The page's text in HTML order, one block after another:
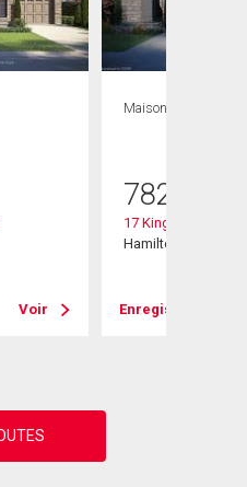
Voir
Maison
782 990
17 Kingfisher Drive
Hamilton, ON
Enregistrer